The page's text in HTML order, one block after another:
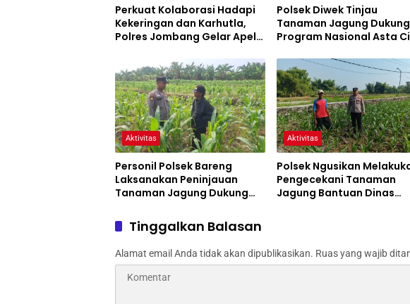
Perkuat Kolaborasi Hadapi
Kekeringan dan Karhutla,
Polres Jombang Gelar Apel
Polsek Diwek Tinjau
Tanaman Jagung Dukung
Program Nasional Asta
Aktivitas
Personil Polsek Bareng
Laksanakan Peninjauan
Tanaman Jagung Dukung
Aktivitas
Polsek Ngusikan
Pengecekani Tanaman
Jagung Bantuan Dinas
Tinggalkan Balasan
Alamat email Anda tidak akan dipublikasikan. Ruas yang wajib